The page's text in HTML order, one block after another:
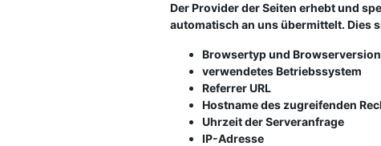
Der Provider der Seiten erhebt und
automatisch an uns übermittelt. Dies
Browsertyp und Browserversion
verwendetes Betriebssystem
Referrer URL
Hostname des zugreifenden
Uhrzeit der Serveranfrage
IP-Adresse